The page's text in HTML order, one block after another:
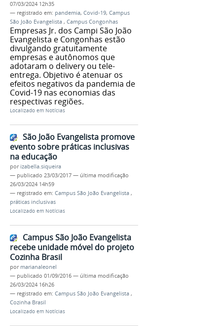
07/03/2024 12h35
— registrado em: pandemia, Covid-19, Campus
São João Evangelista , Campus Congonhas
Empresas Jr. dos Campi São João
Evangelista e Congonhas estão
divulgando gratuitamente
empresas e autônomos que
adotaram o delivery ou tele-
entrega. Objetivo é atenuar os
efeitos negativos da pandemia de
Covid-19 nas economias das
respectivas regiões.
Localizado em Notícias
São João Evangelista promove
evento sobre práticas inclusivas
na educação
por izabella.siqueira
— publicado 23/03/2017 — última modificação
26/03/2024 14h59
— registrado em: Campus São João Evangelista ,
práticas inclusivas
Localizado em Notícias
Campus São João Evangelista
recebe unidade móvel do projeto
Cozinha Brasil
por marianaleonel
— publicado 01/09/2016 — última modificação
26/03/2024 16h26
— registrado em: Campus São João Evangelista ,
Cozinha Brasil
Localizado em Notícias